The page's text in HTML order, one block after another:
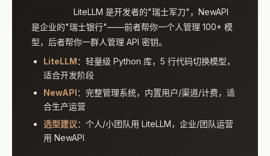
LiteLLM 是开发者的"瑞士军刀"，NewAPI
是企业的"瑞士银行"——前者帮你一个人管理 100+ 模
型，后者帮你一群人管理 API 密钥。
LiteLLM：轻量级 Python 库，5 行代码切换模型，
适合开发阶段
NewAPI：完整管理系统，内置用户/渠道/计费，适
合生产运营
选型建议：个人/小团队用 LiteLLM，企业/团队运营
用 NewAPI